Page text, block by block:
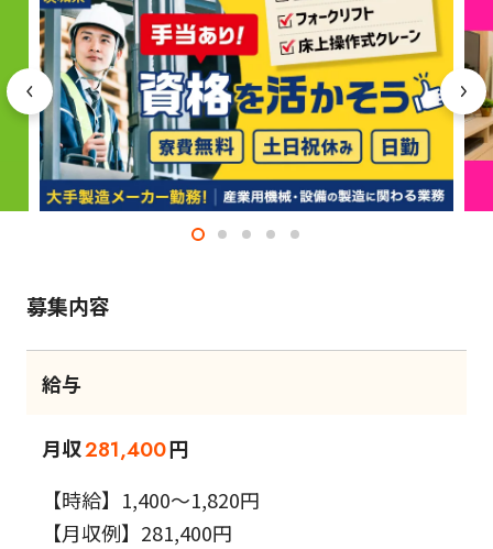
募集内容
給与
月収281,400円
【時給】1,400～1,820円
【月収例】281,400円